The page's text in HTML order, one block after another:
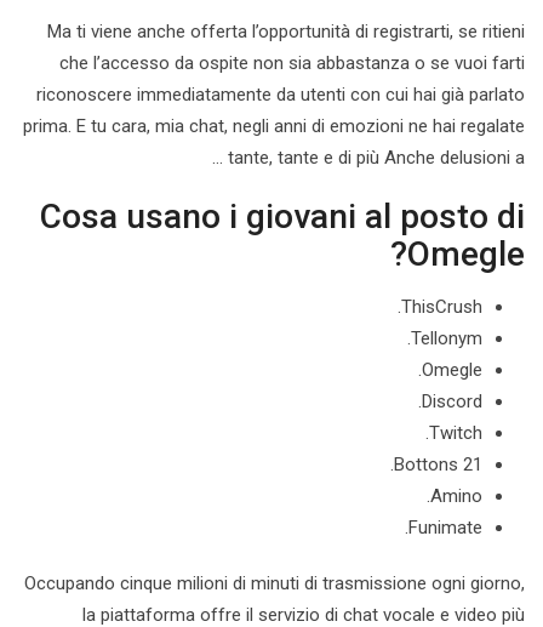
Ma ti viene anche offerta l’opportunità di registrarti, se ritieni
che l’accesso da ospite non sia abbastanza o se vuoi farti
riconoscere immediatamente da utenti con cui hai già parlato
prima. E tu cara, mia chat, negli anni di emozioni ne hai regalate
tante, tante e di più Anche delusioni a …
Cosa usano i giovani al posto di
Omegle?
ThisCrush.
Tellonym.
Omegle.
Discord.
Twitch.
21 Bottons.
Amino.
Funimate.
Occupando cinque milioni di minuti di trasmissione ogni giorno,
la piattaforma offre il servizio di chat vocale e video più